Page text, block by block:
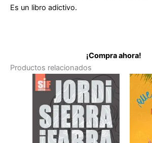
Es un libro adictivo.
¡Compra ahora!
Productos relacionados